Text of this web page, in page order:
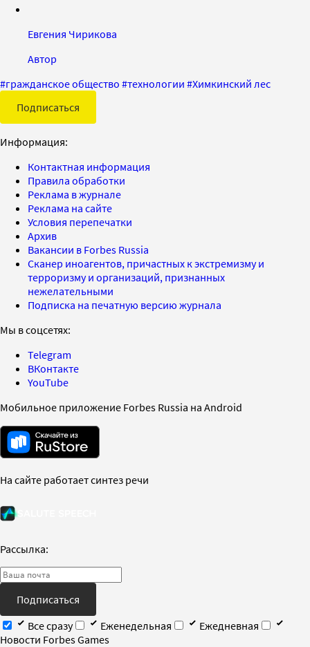
Евгения Чирикова
Автор
#гражданское общество #технологии #Химкинский лес
Подписаться
Информация:
Контактная информация
Правила обработки
Реклама в журнале
Реклама на сайте
Условия перепечатки
Архив
Вакансии в Forbes Russia
Сканер иноагентов, причастных к экстремизму и
терроризму и организаций, признанных
нежелательными
Подписка на печатную версию журнала
Мы в соцсетях:
Telegram
ВКонтакте
YouTube
Мобильное приложение Forbes Russia на Android
На сайте работает синтез речи
Рассылка:
Подписаться
Все сразу
Еженедельная
Ежедневная
Новости Forbes Games